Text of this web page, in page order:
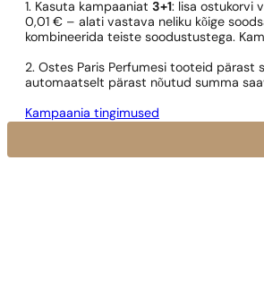
1. Kasuta kampaaniat 3+1: lisa ostukorvi
0,01 € – alati vastava neliku kõige
kombineerida teiste soodustustega.
2. Ostes Paris Perfumesi tooteid
automaatselt pärast nõutud summa
Kampaania tingimused